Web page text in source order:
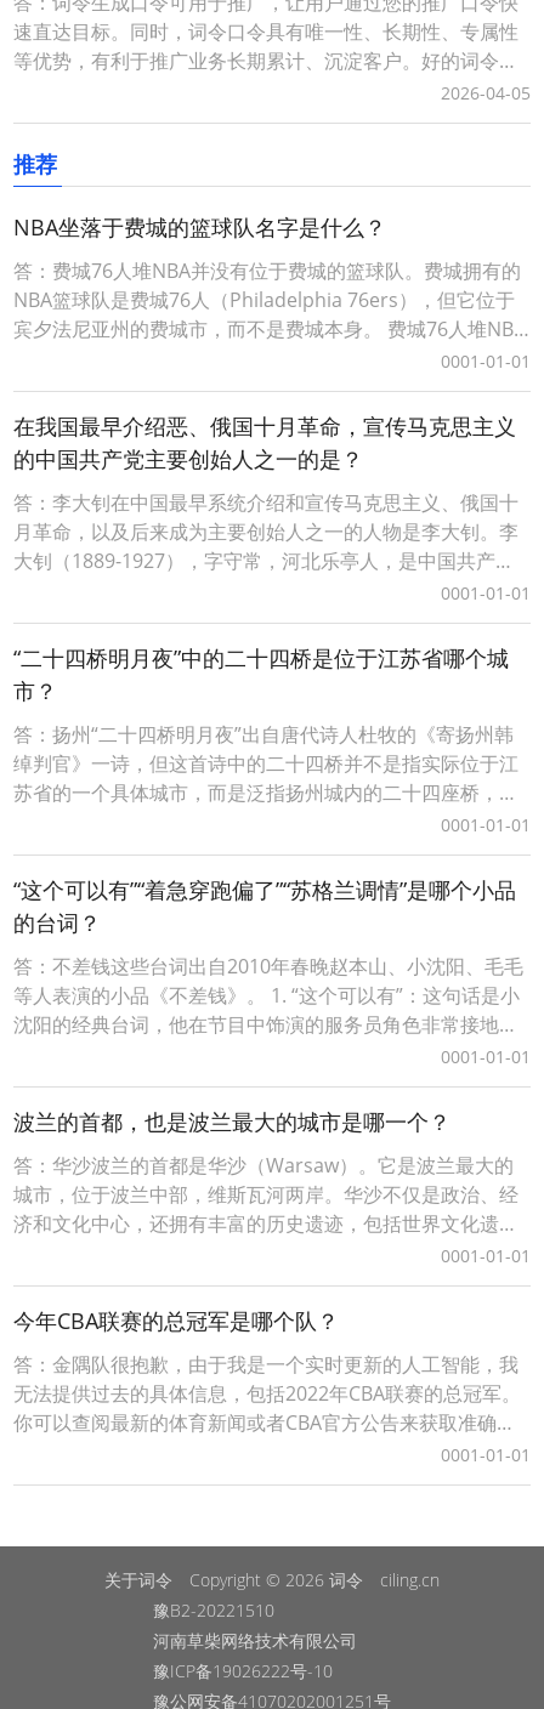
速直达目标。同时，词令口令具有唯一性、长期性、专属性
等优势，有利于推广业务长期累计、沉淀客户。好的词令推
广口令（简单、易记、有含义）具有增值性、灵活性等优
势，可任意、随时更换口令打开的推广目标。词令生成口令
分为免费固定格式口令和付费自定义格式口令，不同的口令
有一定的差异性请以词令官方实际规则为准。一、自定义词
2026-04-05
推荐
NBA坐落于费城的篮球队名字是什么？
答：费城76人堆NBA并没有位于费城的篮球队。费城拥有的
NBA篮球队是费城76人（Philadelphia 76ers），但它位于
宾夕法尼亚州的费城市，而不是费城本身。 费城76人堆NBA
并没有位于费城的篮球队。费城拥有的NBA篮球队是费城76
人（Philadelphia 76ers），但它位于宾夕法尼亚州的费城
市，而不是费城本身。 费城76人堆 NBA并没有位
0001-01-01
在我国最早介绍恶、俄国十月革命，宣传马克思主义
的中国共产党主要创始人之一的是？
答：李大钊在中国最早系统介绍和宣传马克思主义、俄国十
月革命，以及后来成为主要创始人之一的人物是李大钊。李
大钊（1889-1927），字守常，河北乐亭人，是中国共产党
的早期重要领导人之一。他在北京大学任教期间，积极关注
世界政治动态，尤其对社会主义思潮产生了浓厚兴趣。1918
年，李大钊在《新青年》杂志上发表了多篇文章，如《法俄
革命之比较观》、《庶民的胜利》和《布尔什
0001-01-01
“二十四桥明月夜”中的二十四桥是位于江苏省哪个城
市？
答：扬州“二十四桥明月夜”出自唐代诗人杜牧的《寄扬州韩
绰判官》一诗，但这首诗中的二十四桥并不是指实际位于江
苏省的一个具体城市，而是泛指扬州城内的二十四座桥，因
为古时的扬州以桥多而著名。在唐代，扬州作为繁华的江南
都会，有许多桥梁，其中最著名的便是大明寺附近的“二十四
桥”，但这个名称并没有明确的地理位置，只是一个文学意
象，象征着扬州的美景和诗意。 扬州“二十四桥明月
0001-01-01
“这个可以有”“着急穿跑偏了”“苏格兰调情”是哪个小品
的台词？
答：不差钱这些台词出自2010年春晚赵本山、小沈阳、毛毛
等人表演的小品《不差钱》。 1. “这个可以有”：这句话是小
沈阳的经典台词，他在节目中饰演的服务员角色非常接地
气，对顾客提出的各种要求表现出一种既迎合又调侃的态
度，这句话表达了他对某些看似离奇或者出乎意料的要求的
一种回应，意思是“虽然听起来有点离谱，但理论上是可以实
现的”。2. “着急穿跑偏了”：这句话是小
0001-01-01
波兰的首都，也是波兰最大的城市是哪一个？
答：华沙波兰的首都是华沙（Warsaw）。它是波兰最大的
城市，位于波兰中部，维斯瓦河两岸。华沙不仅是政治、经
济和文化中心，还拥有丰富的历史遗迹，包括世界文化遗产
华沙老城区，这是欧洲最古老的市中心之一，展示了波兰的
历史和文化。 华沙波兰的首都是华沙（Warsaw）。它是波
兰最大的城市，位于波兰中部，维斯瓦河两岸。华沙不仅是
政治、经济和文化中心，还拥有丰富的历史遗迹
0001-01-01
今年CBA联赛的总冠军是哪个队？
答：金隅队很抱歉，由于我是一个实时更新的人工智能，我
无法提供过去的具体信息，包括2022年CBA联赛的总冠军。
你可以查阅最新的体育新闻或者CBA官方公告来获取准确的
结果。通常，CBA总决赛的结果在赛季结束后公布。 金隅队
很抱歉，由于我是一个实时更新的人工智能，我无法提供过
0001-01-01
关于词令 Copyright © 2026 词令
ciling.cn
豫B2-20221510
河南草柴网络技术有限公司
豫ICP备19026222号-10
豫公网安备41070202001251号